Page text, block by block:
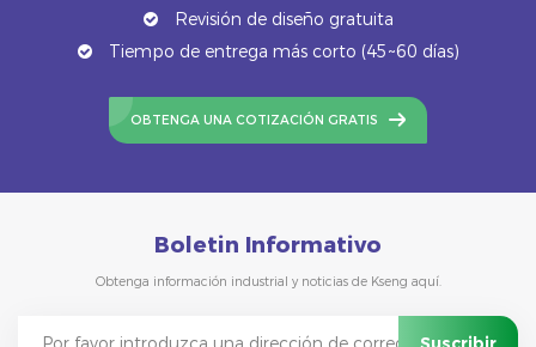
Revisión de diseño gratuita
Tiempo de entrega más corto (45~60 días)
OBTENGA UNA COTIZACIÓN GRATIS
Boletin Informativo
Obtenga información industrial y noticias de Kseng aquí.